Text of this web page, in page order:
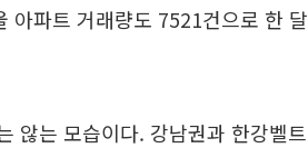
아파트 거래량도 7521건으로 한
않는 모습이다. 강남권과 한강벨